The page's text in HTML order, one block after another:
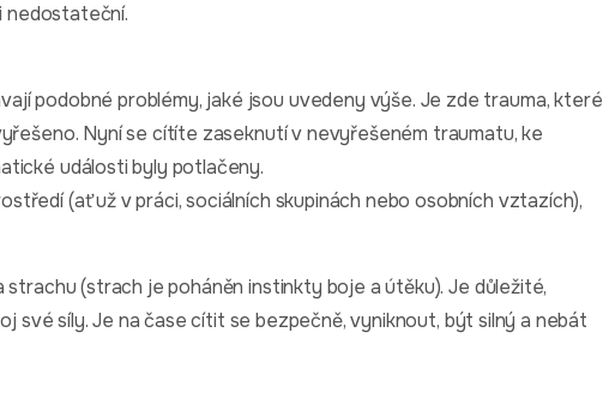
nedostateční.
podobné problémy, jaké jsou uvedeny výše. Je zde trauma, které
Nyní se cítíte zaseknutí v nevyřešeném traumatu, ke
události byly potlačeny.
(ať už v práci, sociálních skupinách nebo osobních vztazích),
(strach je poháněn instinkty boje a útěku). Je důležité,
své síly. Je na čase cítit se bezpečně, vyniknout, být silný a nebát